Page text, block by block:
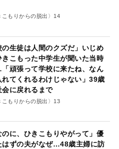
こもりからの脱出〉14
の生徒は人間のクズだ」いじめ
きこもった中学生が聞いた当時
頑張って学校に来たね、なん
れてくれるわけじゃない」39歳
会に戻れるまで
こもりからの脱出〉13
のに、ひきこもりやがって」優
はずの夫がなぜ…48歳主婦に訪